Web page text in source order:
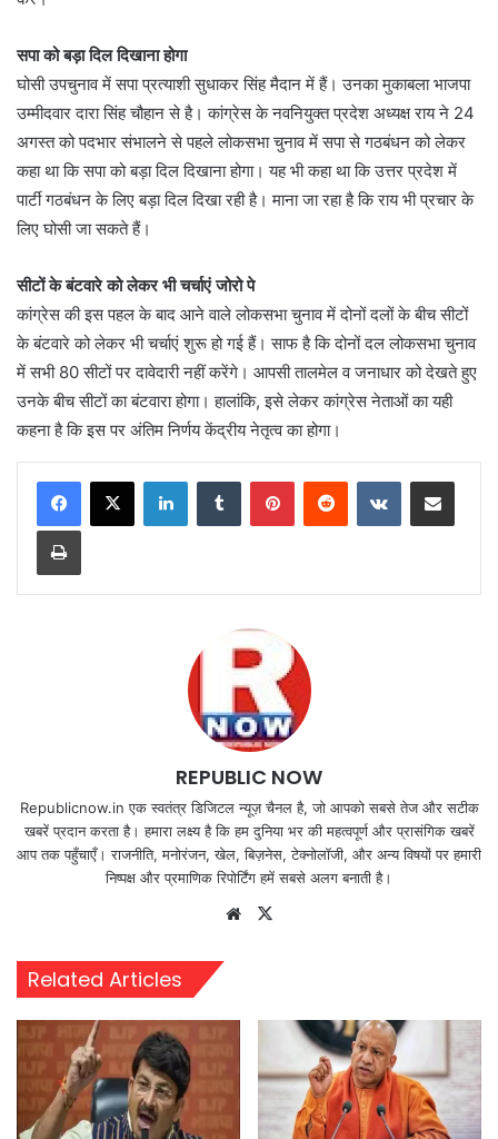
सपा को बड़ा दिल दिखाना होगा
घोसी उपचुनाव में सपा प्रत्याशी सुधाकर सिंह मैदान में हैं। उनका मुकाबला भाजपा
उम्मीदवार दारा सिंह चौहान से है। कांग्रेस के नवनियुक्त प्रदेश अध्यक्ष राय ने 24
अगस्त को पदभार संभालने से पहले लोकसभा चुनाव में सपा से गठबंधन को लेकर
कहा था कि सपा को बड़ा दिल दिखाना होगा। यह भी कहा था कि उत्तर प्रदेश में
पार्टी गठबंधन के लिए बड़ा दिल दिखा रही है। माना जा रहा है कि राय भी प्रचार के
लिए घोसी जा सकते हैं।
सीटों के बंटवारे को लेकर भी चर्चाएं जोरो पे
कांग्रेस की इस पहल के बाद आने वाले लोकसभा चुनाव में दोनों दलों के बीच सीटों
के बंटवारे को लेकर भी चर्चाएं शुरू हो गई हैं। साफ है कि दोनों दल लोकसभा चुनाव
में सभी 80 सीटों पर दावेदारी नहीं करेंगे। आपसी तालमेल व जनाधार को देखते हुए
उनके बीच सीटों का बंटवारा होगा। हालांकि, इसे लेकर कांग्रेस नेताओं का यही
कहना है कि इस पर अंतिम निर्णय केंद्रीय नेतृत्व का होगा।
LinkedInTumblr PinterestReddit VKontakteShare via Email
Print
REPUBLIC NOW
Republicnow.in एक स्वतंत्र डिजिटल न्यूज़ चैनल है, जो आपको सबसे तेज और सटीक
खबरें प्रदान करता है। हमारा लक्ष्य है कि हम दुनिया भर की महत्वपूर्ण और प्रासंगिक खबरें
आप तक पहुँचाएँ। राजनीति, मनोरंजन, खेल, बिज़नेस, टेक्नोलॉजी, और अन्य विषयों पर हमारी
निष्पक्ष और प्रमाणिक रिपोर्टिंग हमें सबसे अलग बनाती है।
Website
Related Articles